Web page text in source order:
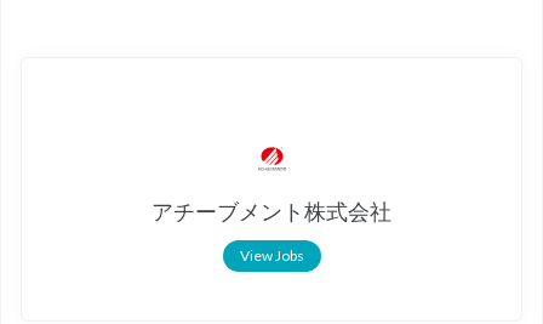
アチーブメント株式会社
View Jobs